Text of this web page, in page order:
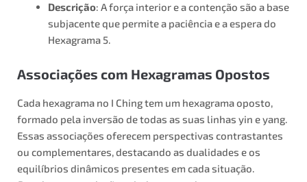
Descrição: A força interior e a contenção são a base
subjacente que permite a paciência e a espera do
Hexagrama 5.
Associações com Hexagramas Opostos
Cada hexagrama no I Ching tem um hexagrama oposto,
formado pela inversão de todas as suas linhas yin e yang.
Essas associações oferecem perspectivas contrastantes
ou complementares, destacando as dualidades e os
equilíbrios dinâmicos presentes em cada situação.